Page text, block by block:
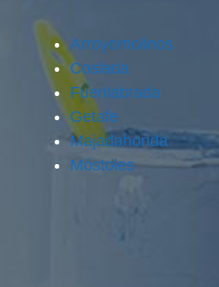
Arroyomolinos
Coslada
Fuenlabrada
Getafe
Majadahonda
Móstoles